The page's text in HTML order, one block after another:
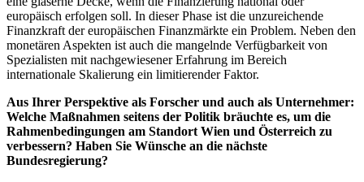
europäisch erfolgen soll. In dieser Phase ist die unzureichende
Finanzkraft der europäischen Finanzmärkte ein Problem. Neben den
monetären Aspekten ist auch die mangelnde Verfügbarkeit von
Spezialisten mit nachgewiesener Erfahrung im Bereich
internationale Skalierung ein limitierender Faktor.
Aus Ihrer Perspektive als Forscher und auch als Unternehmer:
Welche Maßnahmen seitens der Politik bräuchte es, um die
Rahmenbedingungen am Standort Wien und Österreich zu
verbessern? Haben Sie Wünsche an die nächste
Bundesregierung?